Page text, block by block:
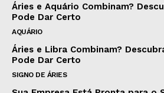
Áries e Aquário Combinam?
Pode Dar Certo
AQUÁRIO
Áries e Libra Combinam?
Pode Dar Certo
SIGNO DE ÁRIES